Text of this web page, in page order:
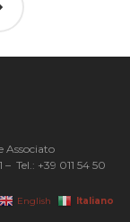
Associato
Tel.: +39 011 54 50
English Italiano